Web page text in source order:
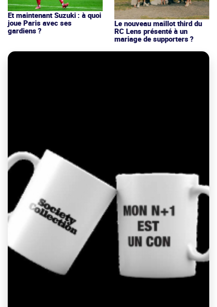
Et maintenant Suzuki : à quoi
joue Paris avec ses
gardiens ?
Le nouveau maillot third du
RC Lens présenté à un
mariage de supporters ?